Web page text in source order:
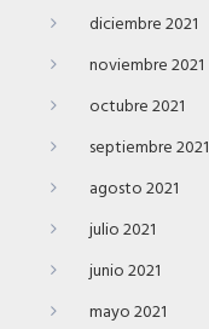
diciembre 2021
noviembre 2021
octubre 2021
septiembre 2021
agosto 2021
julio 2021
junio 2021
mayo 2021